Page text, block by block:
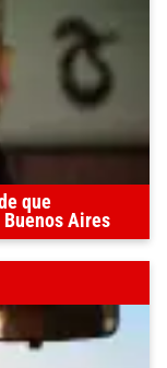
que
Buenos Aires